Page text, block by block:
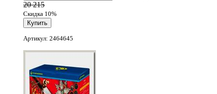
20 215
Скидка 10%
Артикул: 2464645